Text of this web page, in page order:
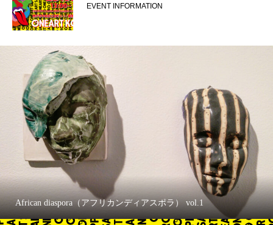
EVENT INFORMATION
African diaspora（アフリカンディアスポラ） vol.1